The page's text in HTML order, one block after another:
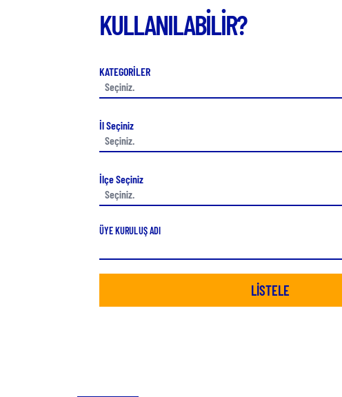
KULLANILABİLİR?
KATEGORİLER
İl Seçiniz
İlçe Seçiniz
ÜYE KURULUŞ ADI
LİSTELE